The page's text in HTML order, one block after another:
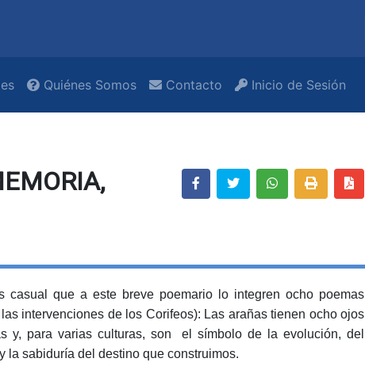
Quiénes Somos Contacto Inicio de Sesión
casual que a este breve poemario lo integren ocho poemas
intervenciones de los Corifeos): Las arañas tienen ocho ojos
y, para varias culturas, son el símbolo de la evolución, del
la sabiduría del destino que construimos.